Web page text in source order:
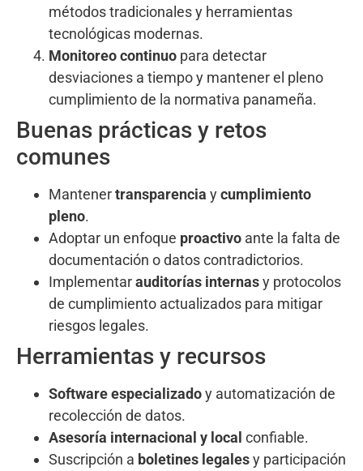
métodos tradicionales y herramientas
tecnológicas modernas.
Monitoreo continuo para detectar
desviaciones a tiempo y mantener el pleno
cumplimiento de la normativa panameña.
Buenas prácticas y retos
comunes
Mantenertransparencia ycumplimiento
pleno.
Adoptar un enfoque proactivo ante la falta de
documentación o datos contradictorios.
Implementarauditorías internasy protocolos
de cumplimiento actualizados para mitigar
riesgos legales.
Herramientas y recursos
Software especializadoy automatización de
recolección de datos.
Asesoría internacional y local confiable.
Suscripción a boletines legalesy participación